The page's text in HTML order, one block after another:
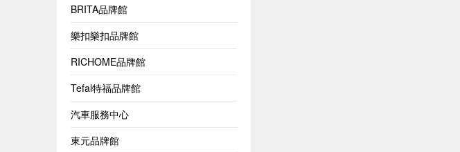
BRITA品牌館
樂扣樂扣品牌館
RICHOME品牌館
Tefal特福品牌館
汽車服務中心
東元品牌館